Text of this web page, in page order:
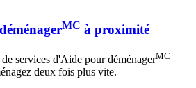
MC à proximité
services d'Aide pour déménagerMC
deux fois plus vite.